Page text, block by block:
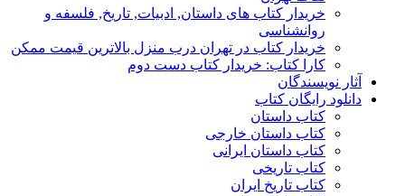
خریدار کتاب های داستان, ادبیات, تاریخ, فلسفه و
روانشناسی
خریدار کتاب در تهران درب منزل بالاترین قیمت ممکن
کارا کتاب: خریدار کتاب دست دوم
آثار نویسندگان
دانلود رایگان کتاب
کتاب داستان
کتاب داستان خارجی
کتاب داستان ایرانی
کتاب تاریخی
کتاب تاریخ ایران